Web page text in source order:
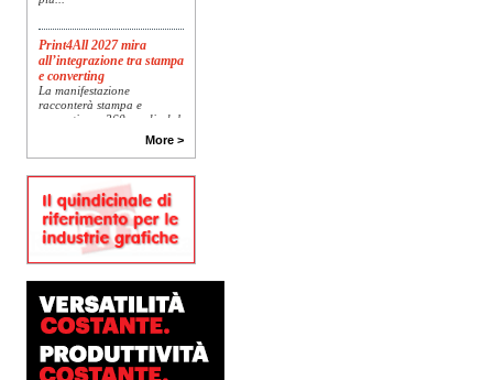
Print4All 2027 mira
all’integrazione tra stampa
e converting
La manifestazione
racconterà stampa e
converting a 360 gradi: dal
applicazioni industriali, fino
Platinum Technologies
presenta SIGNATURE
Flatbed
Dopo anni di ricerca,
esigenze produttive del
mercato, Platinum
Technologies, centro
europeo di ricerca e...
More >